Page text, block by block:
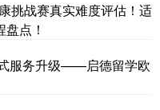
挑战赛真实难度评估！适
点！
服务升级——启德留学欧